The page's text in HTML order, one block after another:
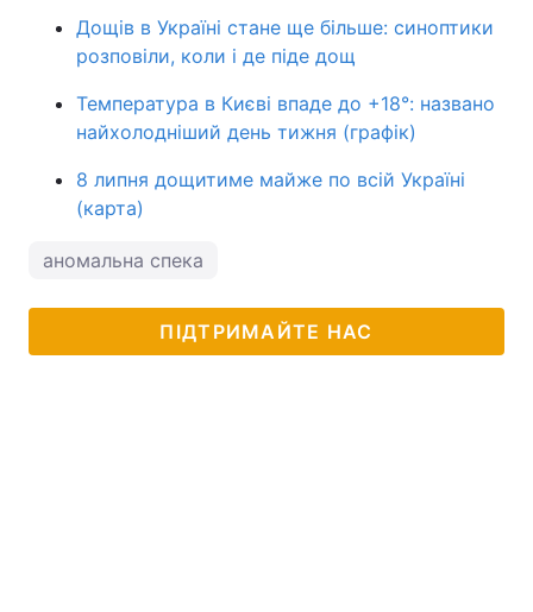
Дощів в Україні стане ще більше: синоптики
розповіли, коли і де піде дощ
Температура в Києві впаде до +18°: названо
найхолодніший день тижня (графік)
8 липня дощитиме майже по всій Україні
(карта)
аномальна спека
ПІДТРИМАЙТЕ НАС